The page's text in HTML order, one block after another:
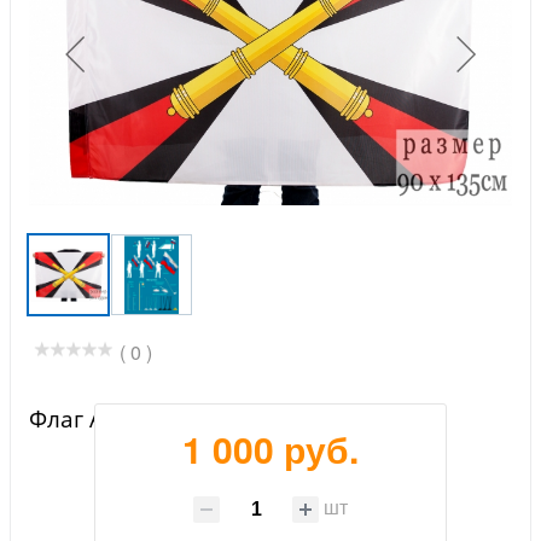
( 0 )
Флаг Артиллерии России
1 000 руб.
шт